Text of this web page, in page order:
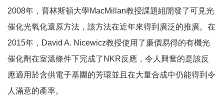
2008年，普林斯頓大學MacMillan教授課題組開發了可見光
催化光氧化還原方法，該方法在近年來得到廣泛的推廣。在
2015年，David A. Nicewicz教授使用了廉價易得的有機光
催化劑在室溫條件下完成了NKR反應，令人興奮的是該反
應適用於含供電子基團的芳環並且在大量合成中仍能得到令
人滿意的產率。